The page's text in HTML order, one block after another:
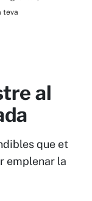
teva
al
que et
emplenar la